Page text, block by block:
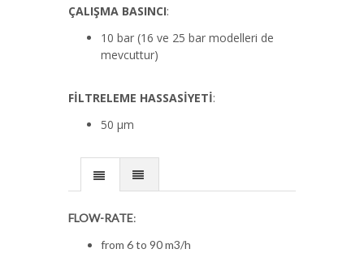
ÇALIŞMA BASINCI:
10 bar (16 ve 25 bar modelleri de
mevcuttur)
FİLTRELEME HASSASİYETİ:
50 µm
FLOW-RATE:
from 6 to 90 m3/h